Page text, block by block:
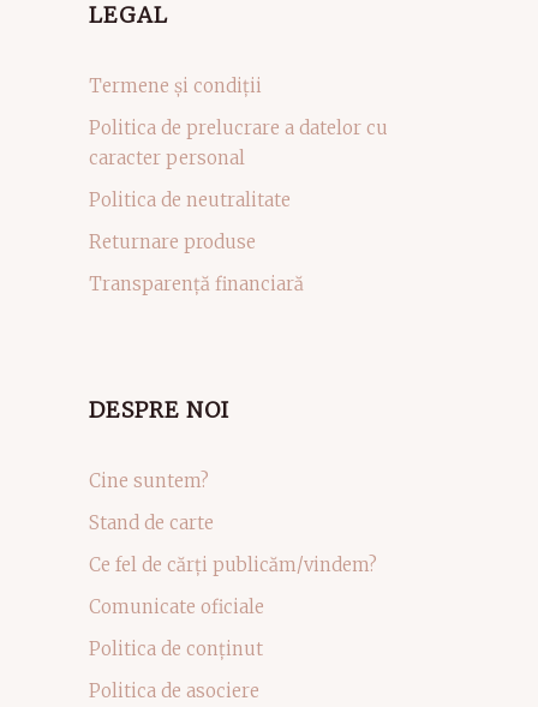
LEGAL
Termene și condiții
Politica de prelucrare a datelor cu
caracter personal
Politica de neutralitate
Returnare produse
Transparență financiară
DESPRE NOI
Cine suntem?
Stand de carte
Ce fel de cărți publicăm/vindem?
Comunicate oficiale
Politica de conținut
Politica de asociere